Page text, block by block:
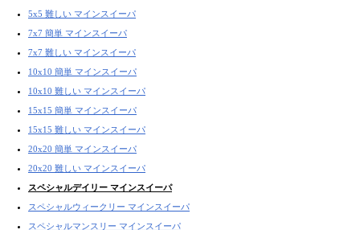
5x5 難しい マインスイーパ
7x7 簡単 マインスイーパ
7x7 難しい マインスイーパ
10x10 簡単 マインスイーパ
10x10 難しい マインスイーパ
15x15 簡単 マインスイーパ
15x15 難しい マインスイーパ
20x20 簡単 マインスイーパ
20x20 難しい マインスイーパ
スペシャルデイリー マインスイーパ
スペシャルウィークリー マインスイーパ
スペシャルマンスリー マインスイーパ